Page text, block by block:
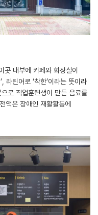
곳 내부에 카페와 화장실이
라틴어로 ‘착한’이라는 뜻이라
로 직업훈련생이 만든 음료를
액은 장애인 재활활동에